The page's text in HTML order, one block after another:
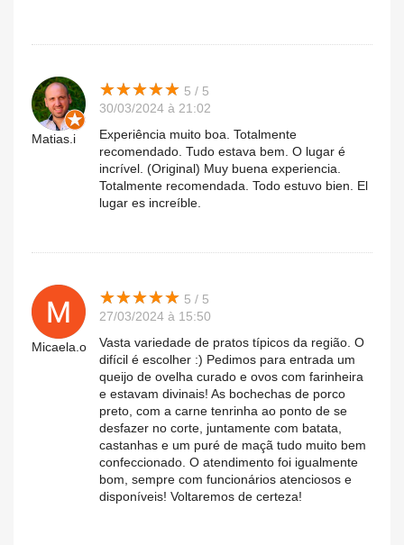
Matias.i
★★★★★
★★★★★ 5 / 5
30/03/2024 à 21:02
Experiência muito boa. Totalmente
recomendado. Tudo estava bem. O lugar é
incrível. (Original) Muy buena experiencia.
Totalmente recomendada. Todo estuvo bien. El
lugar es increíble.
Micaela.o
★★★★★
★★★★★ 5 / 5
27/03/2024 à 15:50
Vasta variedade de pratos típicos da região. O
difícil é escolher :) Pedimos para entrada um
queijo de ovelha curado e ovos com farinheira
e estavam divinais! As bochechas de porco
preto, com a carne tenrinha ao ponto de se
desfazer no corte, juntamente com batata,
castanhas e um puré de maçã tudo muito bem
confeccionado. O atendimento foi igualmente
bom, sempre com funcionários atenciosos e
disponíveis! Voltaremos de certeza!